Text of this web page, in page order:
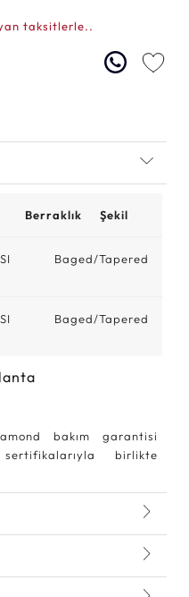
taksitlerle..
Berraklık Şekil
SI Baged/Tapered
SI Baged/Tapered
bakım garantisi
birlikte